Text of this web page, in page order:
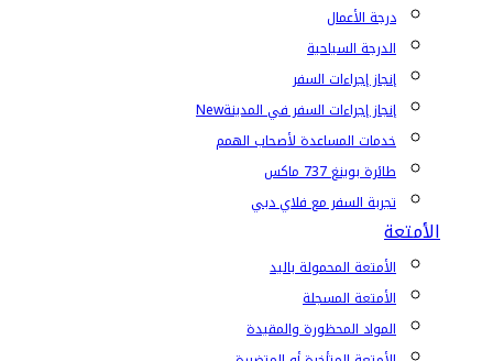
درجة الأعمال
الدرجة السياحية
إنجاز إجراءات السفر
إنجاز إجراءات السفر في المدينةNew
خدمات المساعدة لأصحاب الهمم
طائرة بوينغ 737 ماكس
تجربة السفر مع فلاي دبي
الأمتعة
الأمتعة المحمولة باليد
الأمتعة المسجلة
المواد المحظورة والمقيدة